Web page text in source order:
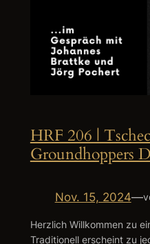
HRF 206 |
Groundhoppers
Nov. 15, 2024—
Herzlich Willkommen zu
Traditionell erscheint zu